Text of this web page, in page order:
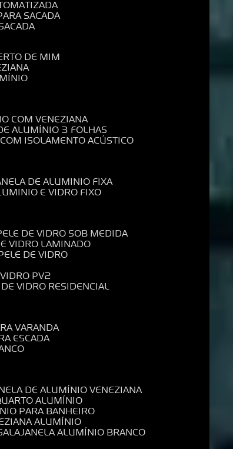
SACADA
DE MIM
COM VENEZIANA
ALUMÍNIO 3 FOLHAS
ISOLAMENTO ACÚSTICO
DE ALUMINIO FIXA
E VIDRO FIXO
DE VIDRO SOB MEDIDA
VIDRO LAMINADO
DE VIDRO
VIDRO PV2
DE VIDRO RESIDENCIAL
VARANDA
ESCADA
DE ALUMÍNIO VENEZIANA
ALUMÍNIO
PARA BANHEIRO
ALUMÍNIO
JANELA ALUMÍNIO BRANCO